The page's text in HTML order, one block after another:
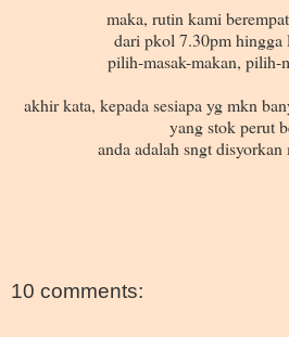
maka, rutin kami
dari pkol 7.30pm hingga
pilih-masak-makan, pilih-
akhir kata, kepada sesiapa yg mkn
yang stok perut
anda adalah sngt
10 comments: